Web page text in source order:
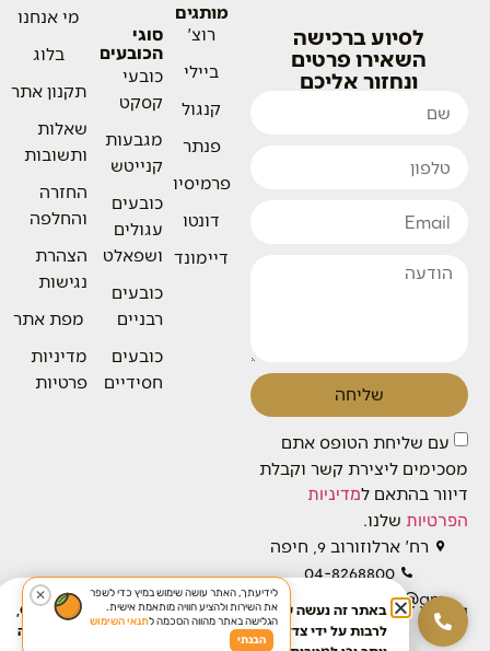
מותגים
רוצ'
ביילי
קנגול
פנתר
פרמיסיו
דונטו
דיימונד
סוגי
הכובעים
כובעי
קסקט
מגבעות
קנייטש
כובעים
עגולים
ושפאלט
כובעים
רבניים
כובעים
חסידיים
מי אנחנו
בלוג
תקנון אתר
שאלות
ותשובות
החזרה
והחלפה
הצהרת
נגישות
מפת אתר
מדיניות
פרטיות
לסיוע ברכישה
השאירו פרטים
ונחזור אליכם
עם שליחת הטופס אתם
מסכימים ליצירת קשר וקבלת
דיוור בהתאם למדיניות
הפרטיות שלנו.
שליחה
רח' ארלוזורוב 9, חיפה
04-8268800
baronhats.service@gm
ail.com
✕
לידיעתך, האתר עושה שימוש במיץ כדי לשפר
את השירות ולהציע חוויה מותאמת אישית.
הגלישה באתר מהווה הסכמה לתנאי השימוש
הבנתי
באתר זה נעשה שימוש בטכנולוגיות איסוף מידע כגון Cookies,
לרבות על ידי צדדים שלישיים, כדי לספק לך חוויית גלישה טובה